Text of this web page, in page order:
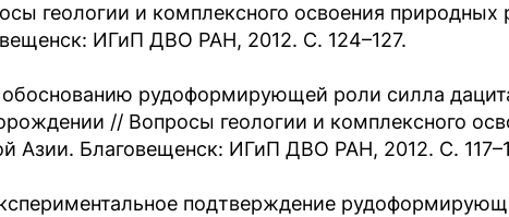
геологии и комплексного освоения природных
ИГиП ДВО РАН, 2012. С. 124–127.
рудоформирующей роли силла
// Вопросы геологии и комплексного
Азии. Благовещенск: ИГиП ДВО РАН, 2012. С.
подтверждение